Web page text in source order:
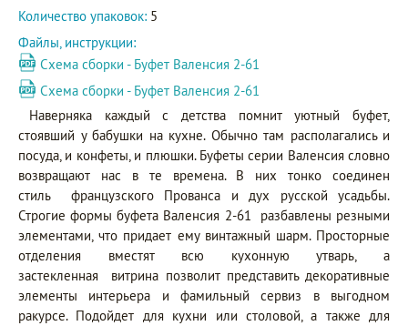
Количество упаковок: 5
Файлы, инструкции:
Схема сборки - Буфет Валенсия 2-61
Схема сборки - Буфет Валенсия 2-61
Наверняка каждый с детства помнит уютный буфет,
стоявший у бабушки на кухне. Обычно там располагались и
посуда, и конфеты, и плюшки. Буфеты серии Валенсия словно
возвращают нас в те времена. В них тонко соединен
стиль французского Прованса и дух русской усадьбы.
Строгие формы буфета Валенсия 2-61 разбавлены резными
элементами, что придает ему винтажный шарм. Просторные
отделения вместят всю кухонную утварь, а
застекленная витрина позволит представить декоративные
элементы интерьера и фамильный сервиз в выгодном
ракурсе. Подойдет для кухни или столовой, а также для